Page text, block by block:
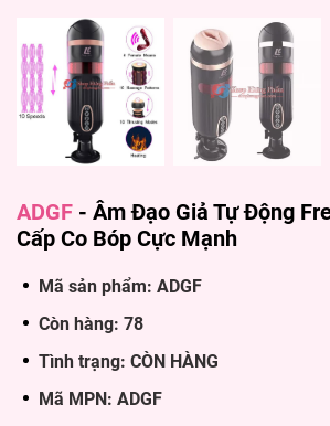
ADGF - Âm Đạo Giả Tự Động
Cấp Co Bóp Cực Mạnh
Mã sản phẩm: ADGF
Còn hàng: 78
Tình trạng: CÒN HÀNG
Mã MPN: ADGF